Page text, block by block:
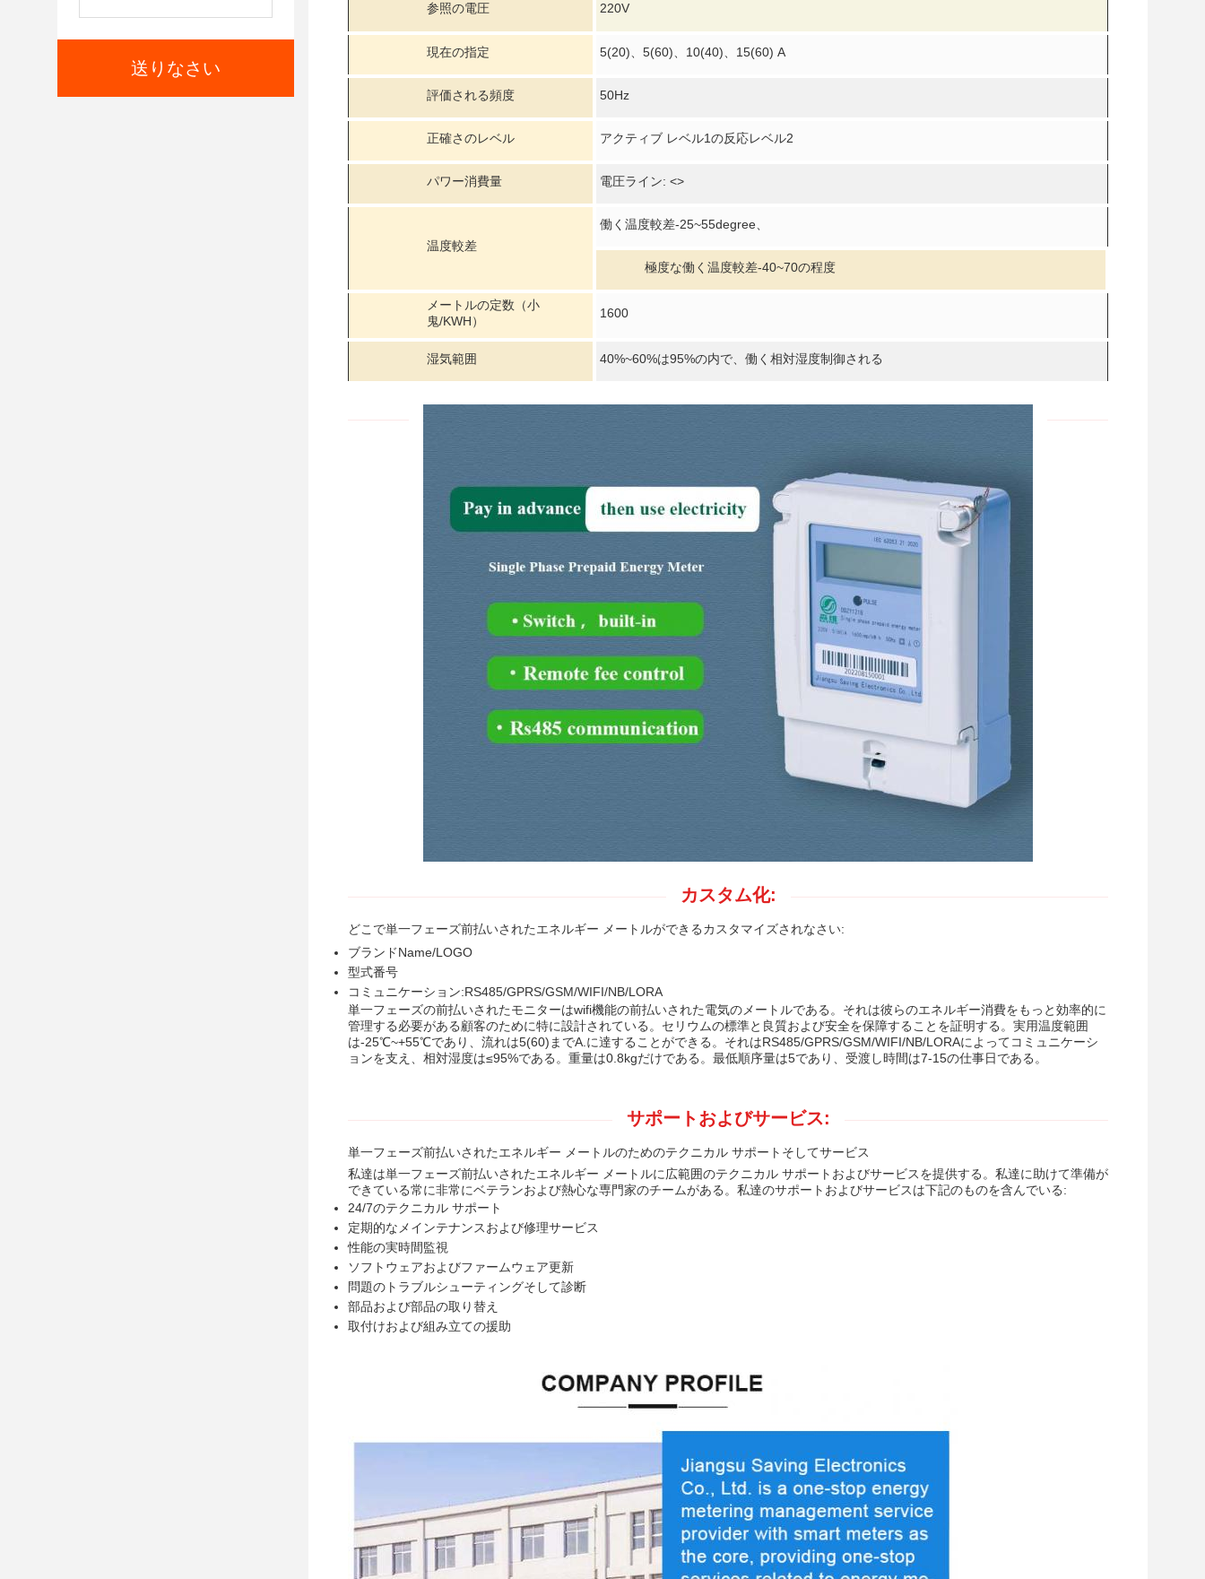
送りなさい
参照の電圧 220V
現在の指定 5(20)、5(60)、10(40)、15(60) A
評価される頻度 50Hz
正確さのレベル アクティブ レベル1の反応レベル2
パワー消費量 電圧ライン: <>
温度較差
働く温度較差-25~55degree、
極度な働く温度較差-40~70の程度
メートルの定数（小
鬼/KWH）
1600
湿気範囲 40%~60%は95%の内で、働く相対湿度制御される
カスタム化:
どこで単一フェーズ前払いされたエネルギー メートルができるカスタマイズされなさい:
ブランドName/LOGO
型式番号
コミュニケーション:RS485/GPRS/GSM/WIFI/NB/LORA
単一フェーズの前払いされたモニターはwifi機能の前払いされた電気のメートルである。それは彼らのエネルギー消費をもっと効率的に
管理する必要がある顧客のために特に設計されている。セリウムの標準と良質および安全を保障することを証明する。実用温度範囲
は-25℃~+55℃であり、流れは5(60)までA.に達することができる。それはRS485/GPRS/GSM/WIFI/NB/LORAによってコミュニケーシ
ョンを支え、相対湿度は≤95%である。重量は0.8kgだけである。最低順序量は5であり、受渡し時間は7-15の仕事日である。
サポートおよびサービス:
単一フェーズ前払いされたエネルギー メートルのためのテクニカル サポートそしてサービス
私達は単一フェーズ前払いされたエネルギー メートルに広範囲のテクニカル サポートおよびサービスを提供する。私達に助けて準備が
できている常に非常にベテランおよび熱心な専門家のチームがある。私達のサポートおよびサービスは下記のものを含んでいる:
24/7のテクニカル サポート
定期的なメインテナンスおよび修理サービス
性能の実時間監視
ソフトウェアおよびファームウェア更新
問題のトラブルシューティングそして診断
部品および部品の取り替え
取付けおよび組み立ての援助